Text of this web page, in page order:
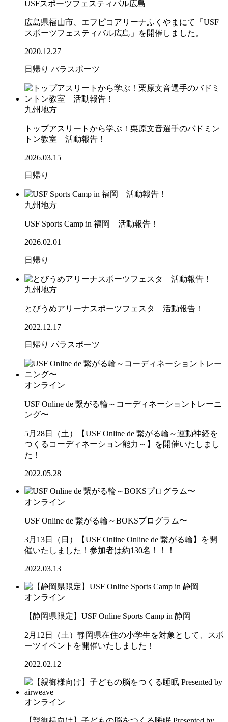
USFスポーツフェスティバル広島
広島県福山市、エフピコアリーナふくやまにて「USF
スポーツフェスティバル広島」を開催しました。
2020.12.27
日帰り パラスポーツ
九州地方
トップアスリートから学ぶ！栗原文音選手のバドミン
トン教室 活動報告！
2026.03.15
日帰り
九州地方
USF Sports Camp in 福岡 活動報告！
2026.02.01
日帰り
九州地方
とびうめアリーナスポーツフェスタ 活動報告！
2022.12.17
日帰り パラスポーツ
オンライン
USF Online de 繋がる輪～コーディネーショントレーニ
ング〜
5月28日（土）【USF Online de 繋がる輪～運動神経を
つくるコーディネーション能力～】を開催いたしまし
た！
2022.05.28
オンライン
USF Online de 繋がる輪～BOKSプログラム〜
3月13日（日）【USF Online Online de 繋がる輪】を開
催いたしました！参加者は約130名！！！
2022.03.13
オンライン
【静岡県限定】USF Online Sports Camp in 静岡
2月12日（土）静岡県在住の小学生を対象として、スポ
ーツイベントを開催いたしました！
2022.02.12
オンライン